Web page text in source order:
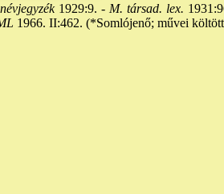
1929:9. - M. társad. lex.
1966. II:462. (*Somlójenő; művei